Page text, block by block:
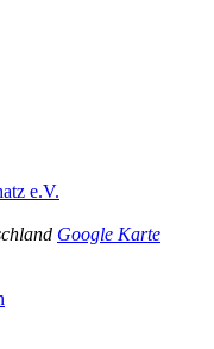
e.V.
Google Karte